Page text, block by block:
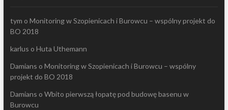
tym o Monitoring w Szopienicach i Burowcu – wspólny projekt do
BO 2018
karlus o Huta Uthemann
Damians o Monitoring w Szopienicach i Burowcu – wspólny
projekt do BO 2018
Damians o Wbito pierwszą łopatę pod budowę basenu w
Burowcu